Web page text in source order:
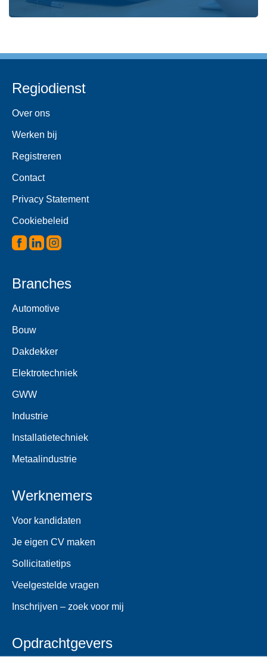
Regiodienst
Over ons
Werken bij
Registreren
Contact
Privacy Statement
Cookiebeleid
Branches
Automotive
Bouw
Dakdekker
Elektrotechniek
GWW
Industrie
Installatietechniek
Metaalindustrie
Werknemers
Voor kandidaten
Je eigen CV maken
Sollicitatietips
Veelgestelde vragen
Inschrijven – zoek voor mij
Opdrachtgevers